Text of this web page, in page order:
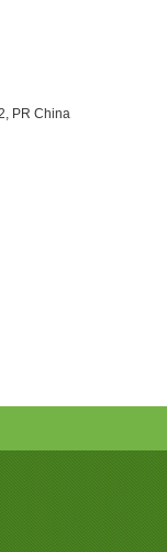
PR China